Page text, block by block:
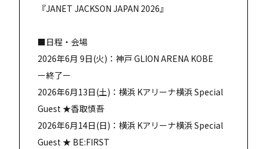
『JANET JACKSON JAPAN 2026』
■日程・会場
2026年6月 9日(火)：神戸 GLION ARENA KOBE
ー終了ー
2026年6月13日(土)：横浜 Kアリーナ横浜 Special
Guest ★香取慎吾
2026年6月14日(日)：横浜 Kアリーナ横浜 Special
Guest ★ BE:FIRST